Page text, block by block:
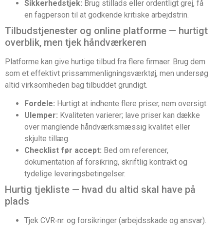
Sikkerhedstjek: Brug stillads eller ordentligt grej, få
en fagperson til at godkende kritiske arbejdstrin.
Tilbudstjenester og online platforme — hurtigt
overblik, men tjek håndværkeren
Platforme kan give hurtige tilbud fra flere firmaer. Brug dem
som et effektivt prissammenligningsværktøj, men undersøg
altid virksomheden bag tilbuddet grundigt.
Fordele: Hurtigt at indhente flere priser, nem oversigt.
Ulemper: Kvaliteten varierer; lave priser kan dække
over manglende håndværksmæssig kvalitet eller
skjulte tillæg.
Checklist før accept: Bed om referencer,
dokumentation af forsikring, skriftlig kontrakt og
tydelige leveringsbetingelser.
Hurtig tjekliste — hvad du altid skal have på
plads
Tjek CVR‑nr. og forsikringer (arbejdsskade og ansvar).